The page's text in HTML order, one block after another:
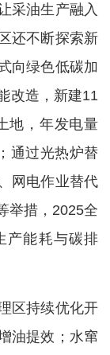
采油生产融入
还不断探索新
向绿色低碳加
改造，新建11
地，年发电量
通过光热炉替
网电作业替代
举措，2025全
产能耗与碳排
区持续优化开
油提效；水窜